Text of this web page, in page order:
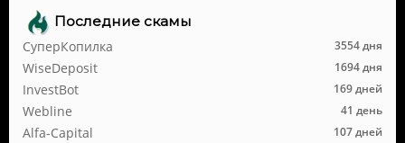
Последние скамы
3554 дня
СуперКопилка
1694 дня
WiseDeposit
169 дней
InvestBot
41 день
Webline
107 дней
Alfa-Capital